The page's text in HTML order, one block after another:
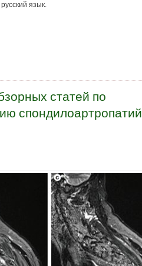
язык.
статей по
спондилоартропатий